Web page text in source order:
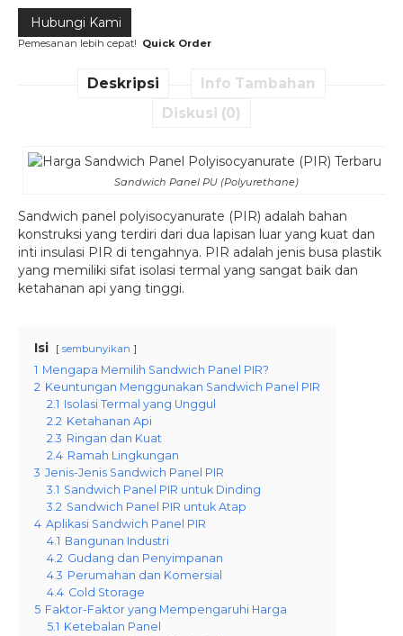
Hubungi Kami
Pemesanan lebih cepat! Quick Order
Deskripsi
Info Tambahan
Diskusi (0)
Sandwich Panel PU (Polyurethane)
Sandwich panel polyisocyanurate (PIR) adalah bahan
konstruksi yang terdiri dari dua lapisan luar yang kuat dan
inti insulasi PIR di tengahnya. PIR adalah jenis busa plastik
yang memiliki sifat isolasi termal yang sangat baik dan
ketahanan api yang tinggi.
Isi sembunyikan
1 Mengapa Memilih Sandwich Panel PIR?
2 Keuntungan Menggunakan Sandwich Panel PIR
2.1 Isolasi Termal yang Unggul
2.2 Ketahanan Api
2.3 Ringan dan Kuat
2.4 Ramah Lingkungan
3 Jenis-Jenis Sandwich Panel PIR
3.1 Sandwich Panel PIR untuk Dinding
3.2 Sandwich Panel PIR untuk Atap
4 Aplikasi Sandwich Panel PIR
4.1 Bangunan Industri
4.2 Gudang dan Penyimpanan
4.3 Perumahan dan Komersial
4.4 Cold Storage
5 Faktor-Faktor yang Mempengaruhi Harga
5.1 Ketebalan Panel